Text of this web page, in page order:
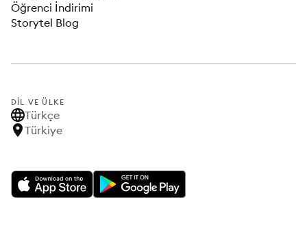
Öğrenci İndirimi
Storytel Blog
DIL VE ÜLKE
Türkçe
Türkiye